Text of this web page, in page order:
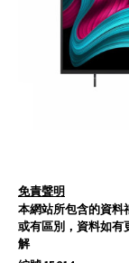
免責聲明
本網站所包含的資料
或有區別，資料如有
解